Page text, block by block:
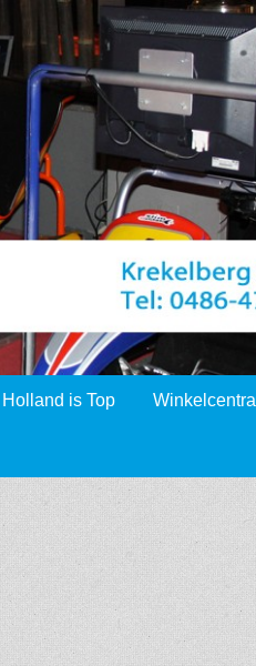
Holland is Top Winkelcentra